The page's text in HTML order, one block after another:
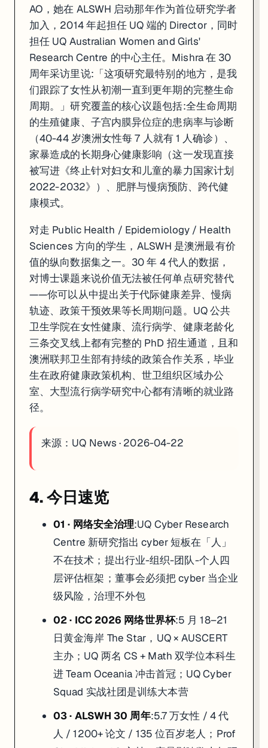
AO，她在 ALSWH 启动那年作为首位研究学者
加入，2014 年起担任 UQ 端的 Director，同时
担任 UQ Australian Women and Girls'
Research Centre 的中心主任。Mishra 在 30
周年采访里说:「这项研究最特别的地方，是我
们跟踪了女性从初潮一直到更年期的完整生命
周期。」研究覆盖的核心议题包括:全生命周期
的生殖健康、子宫内膜异位症的患病率与诊断
（40-44 岁澳洲女性每 7 人就有 1 人确诊）、
家暴造成的长期身心健康影响（这一发现直接
被写进《终止针对妇女和儿童的暴力国家计划
2022-2032》）、肥胖与慢病预防、跨代健
康模式。
对走 Public Health / Epidemiology / Health
Sciences 方向的学生，ALSWH 是澳洲最有价
值的纵向数据集之一。30 年 4 代人的数据，
对博士课题来说价值无法被任何单点研究替代
——你可以从中提出关于代际健康差异、慢病
轨迹、政策干预效果等长周期问题。UQ 公共
卫生学院在女性健康、流行病学、健康老龄化
三条交叉线上都有完整的 PhD 招生通道，且和
澳洲联邦卫生部有持续的政策合作关系，毕业
生在政府健康政策机构、世卫组织区域办公
室、大型流行病学研究中心都有清晰的就业路
径。
来源： UQ News · 2026-04-22
4. 今日速览
01 · 网络安全治理:UQ Cyber Research
Centre 新研究指出 cyber 短板在「人」
不在技术；提出行业-组织-团队-个人四
层评估框架；董事会必须把 cyber 当企业
级风险，治理不外包
02 · ICC 2026 网络世界杯:5 月 18–21
日黄金海岸 The Star，UQ × AUSCERT
主办；UQ 两名 CS + Math 双学位本科生
进 Team Oceania 冲击首冠；UQ Cyber
Squad 实战社团是训练大本营
03 · ALSWH 30 周年:5.7 万女性 / 4 代
人 / 1200+ 论文 / 135 位百岁老人；Prof